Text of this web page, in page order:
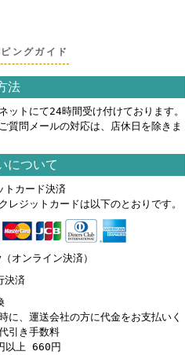
ングガイド
法
ットにて24時間受け付けております。
質問メールの対応は、店休日を除きま
について
トカード決済
レジットカードは以下のとおりです。
オンライン決済）
決済
に、運送会社の方に代金をお支払いく
引き手数料
以上 660円